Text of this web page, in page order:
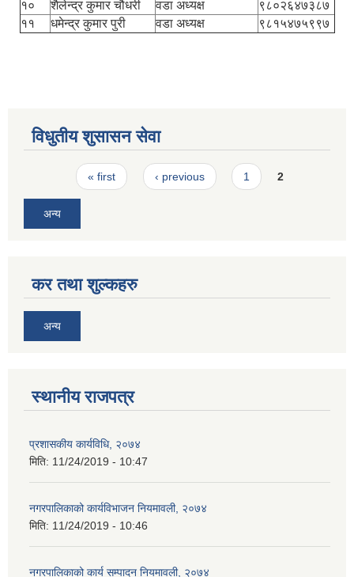
१०
शैलेन्द्र कुमार चौधरी वडा अध्यक्ष
९८०२६४७३८७
११
धमेन्द्र कुमार पुरी वडा अध्यक्ष ९८१५४७५९९७
विधुतीय शुसासन सेवा
Pages« first ‹ previous 1 2
अन्य
कर तथा शुल्कहरु
अन्य
स्थानीय राजपत्र
प्रशासकीय कार्यविधि, २०७४
मिति: 11/24/2019 - 10:47
नगरपालिकाको कार्यविभाजन नियमावली, २०७४
मिति: 11/24/2019 - 10:46
नगरपालिकाको कार्य सम्पादन नियमावली, २०७४